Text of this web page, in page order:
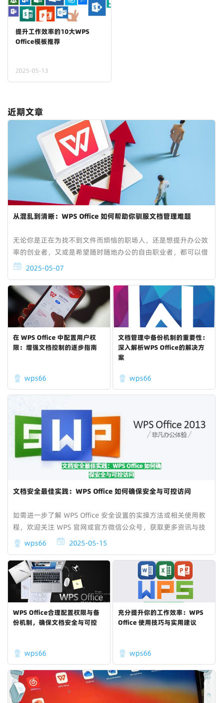
提升工作效率的10大WPS
Office模板推荐
2025-05-13
近期文章
从混乱到清晰：WPS Office 如何帮助你驯服文档管理难题
无论你是正在为找不到文件而烦恼的职场人，还是想提升办公效
率的创业者，又或是希望随时随地办公的自由职业者，都可以借
助 WPS Office，让办公生活更加清晰、高效、有序。
2025-05-07
在 WPS Office 中配置用户权
限：增强文档控制的逐步指南
wps66
文档管理中备份机制的重要性：
深入解析WPS Office的解决方
案
wps66
文档安全最佳实践：WPS Office 如何确保安全与可控访问
如需进一步了解 WPS Office 安全设置的实操方法或相关使用教
程，欢迎关注 WPS 官网或官方微信公众号，获取更多资讯与技
术支持。
wps66 2025-05-15
WPS Office合理配置权限与备
份机制，确保文档安全与可控
wps66
充分提升你的工作效率：WPS
Office 使用技巧与实用建议
wps66